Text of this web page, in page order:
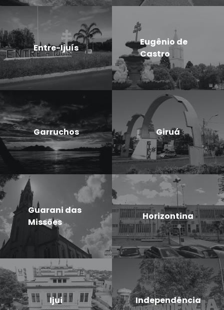
Entre-Ijuís
Eugênio de
Castro
Garruchos Giruá
Guarani das
Missões
Horizontina
Ijui Independência